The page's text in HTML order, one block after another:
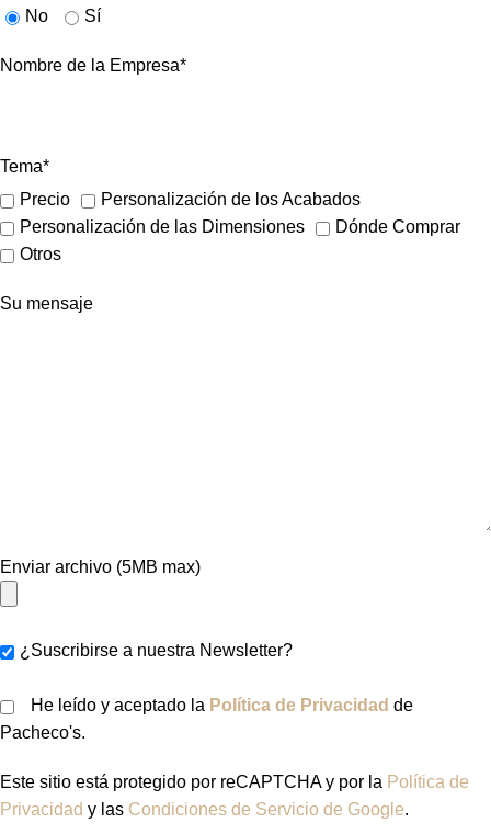
No
Sí
Nombre de la Empresa*
Tema*
Precio
Personalización de los Acabados
Personalización de las Dimensiones
Dónde Comprar
Otros
Su mensaje
Enviar archivo (5MB max)
¿Suscribirse a nuestra Newsletter?
He leído y aceptado la Política de Privacidad de
Pacheco's.
Este sitio está protegido por reCAPTCHA y por la Política de
Privacidad y las Condiciones de Servicio de Google.